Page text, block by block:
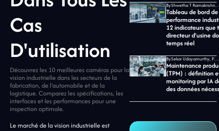
Cas
D'utilisation
Découvrez les 10 meilleures caméras pour la
vision industrielle dans les secteurs de la
fabrication, de l'automobile et de la
logistique. Comparez les spécifications, les
interfaces et les performances pour une
inspection optimale.
Le marché de la vision industrielle est
By Shwetha T Ramakrishnan, CMO
Tableau de bord de
performance
12 indicateurs que
directeur d'usine
temps réel
By Sekar Udayamurthy, PDG de Jidoka Tech
Maintenance
(TPM) : définition
monitoring par IA
des données